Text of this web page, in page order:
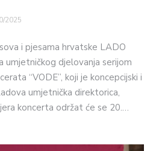
2025
i pjesama hrvatske LADO
umjetničkog djelovanja serijom
“VODE”, koji je koncepcijski i
umjetnička direktorica,
koncerta održat će se 20.…